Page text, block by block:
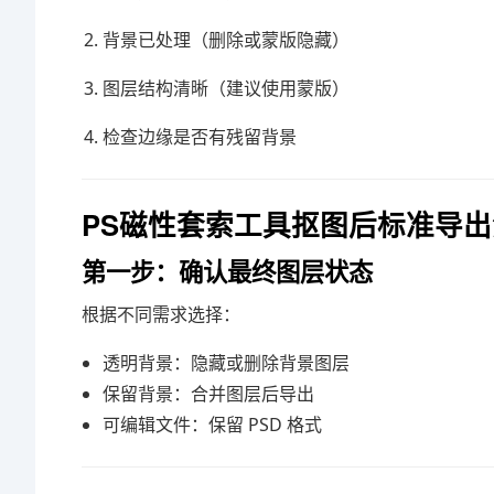
背景已处理（删除或蒙版隐藏）
图层结构清晰（建议使用蒙版）
检查边缘是否有残留背景
PS磁性套索工具抠图后标准导
第一步：确认最终图层状态
根据不同需求选择：
透明背景：隐藏或删除背景图层
保留背景：合并图层后导出
可编辑文件：保留 PSD 格式